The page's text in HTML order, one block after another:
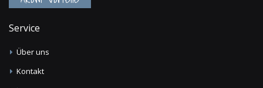
Service
Über uns
Kontakt